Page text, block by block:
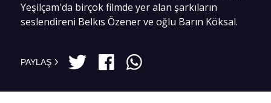
Yeşilçam'da birçok filmde yer alan şarkıların
seslendireni Belkıs Özener ve oğlu Barın Köksal.
PAYLAŞ